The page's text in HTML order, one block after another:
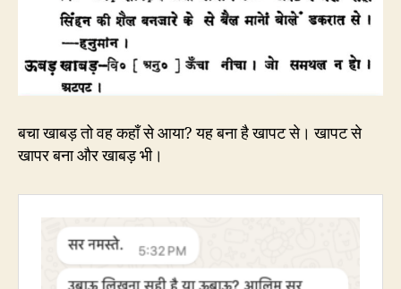
बचा खाबड़ तो वह कहाँ से आया? यह बना है खापट से। खापट से
खापर बना और खाबड़ भी।